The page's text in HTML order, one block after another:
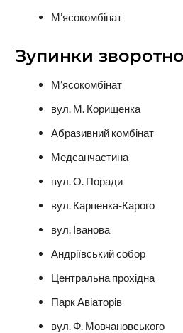
М’ясокомбінат
Зупинки
М’ясокомбінат
вул. М. Корищенка
Абразивний комбінат
Медсанчастина
вул. О. Поради
вул. Карпенка-Карого
вул. Іванова
Андріївський собор
Центральна прохідна
Парк Авіаторів
вул. Ф. Мовчановського